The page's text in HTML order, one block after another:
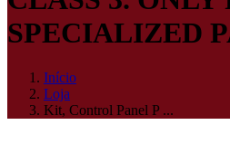
SPECIALIZED
Início
Loja
Kit, Control Panel P ...